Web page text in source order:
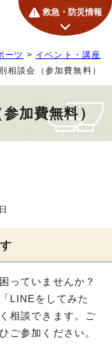
救急・防災情報
ーツ > イベント・講座
相談会（参加費無料）
加費無料）
っていませんか？
LINEをしてみた
相談できます。ご
ご参加ください。